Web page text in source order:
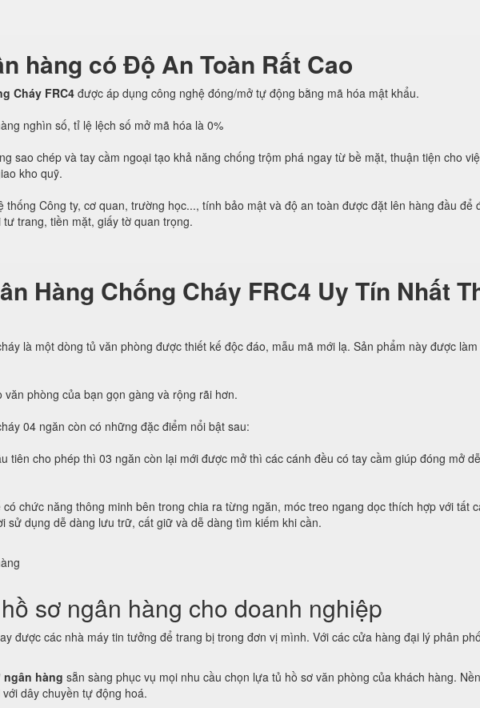
hàng có Độ An Toàn Rất Cao
Cháy FRC4 được áp dụng công nghệ đóng/mở tự động bằng mã hóa mật khẩu.
nghìn số, tỉ lệ lệch số mở mã hóa là 0%
sao chép và tay cầm ngoại tạo khả năng chống trộm phá ngay từ bề mặt, thuận tiện cho
kho quỹ.
Công ty, cơ quan, trường học..., tính bảo mật và độ an toàn được đặt lên hàng đầu để
trang, tiền mặt, giấy tờ quan trọng.
Hàng Chống Cháy FRC4 Uy Tín Nhất
là một dòng tủ văn phòng được thiết kế độc đáo, mẫu mã mới lạ. Sản phẩm này được
văn phòng của bạn gọn gàng và rộng rãi hơn.
04 ngăn còn có những đặc điểm nổi bật sau:
tiên cho phép thì 03 ngăn còn lại mới được mở thì các cánh đều có tay cầm giúp đóng mở
chức năng thông minh bên trong chia ra từng ngăn, móc treo ngang dọc thích hợp với tất
sử dụng dễ dàng lưu trữ, cất giữ và dễ dàng tìm kiếm khi cần.
sơ ngân hàng cho doanh nghiệp
được các nhà máy tin tưởng để trang bị trong đơn vị mình. Với các cửa hàng đại lý phân
ngân hàng sẵn sàng phục vụ mọi nhu cầu chọn lựa tủ hồ sơ văn phòng của khách hàng.
dây chuyền tự động hoá.